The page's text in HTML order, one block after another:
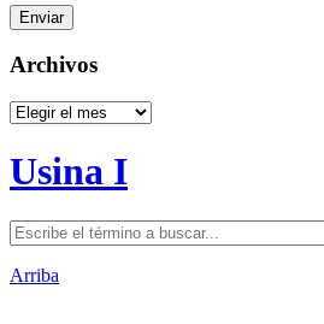
Archivos
Archivos
Usina I
Arriba